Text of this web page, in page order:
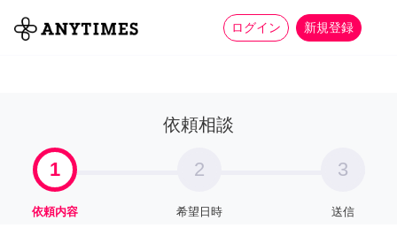
ログイン 新規登録
全て 家事 more_horiz
依頼相談
1
依頼内容
2
希望日時
3
送信